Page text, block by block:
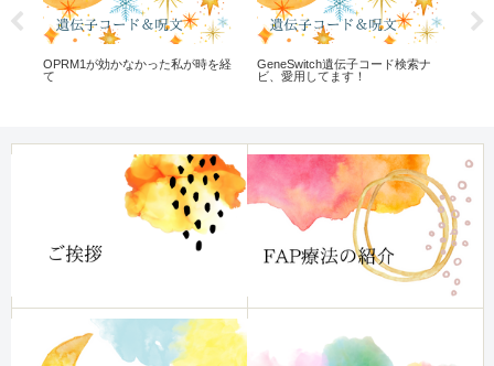
OPRM1が効かなかった私が時を経
て
GeneSwitch遺伝子コード検索ナ
ビ、愛用してます！